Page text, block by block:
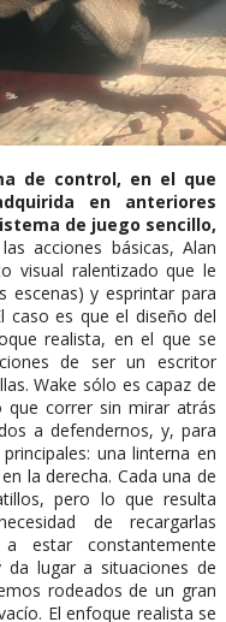
de control, en el que
en anteriores
de juego sencillo,
acciones básicas, Alan
visual ralentizado que le
escenas) y esprintar para
caso es que el diseño del
realista, en el que se
de ser un escritor
Wake sólo es capaz de
correr sin mirar atrás
a defendernos, y, para
una linterna en
la derecha. Cada una de
pero lo que resulta
de recargarlas
estar constantemente
da lugar a situaciones de
rodeados de un gran
El enfoque realista se